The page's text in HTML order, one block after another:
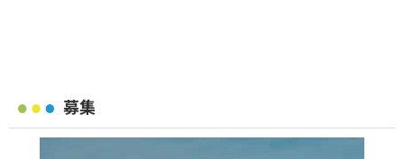
募集